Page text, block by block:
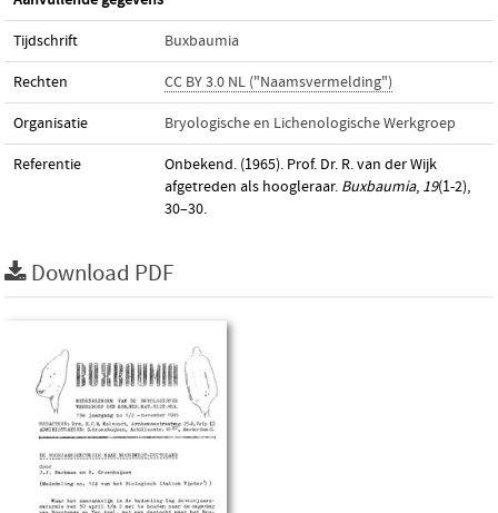
Tijdschrift Buxbaumia
Rechten CC BY 3.0 NL ("Naamsvermelding")
Organisatie Bryologische en Lichenologische Werkgroep
Referentie
Onbekend. (1965). Prof. Dr. R. van der Wijk
afgetreden als hoogleraar. Buxbaumia, 19(1-2),
30–30.
Download PDF